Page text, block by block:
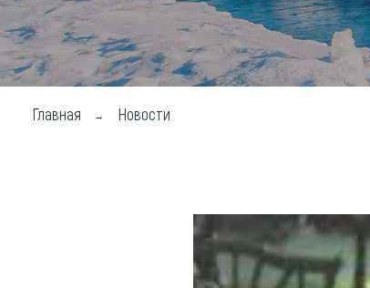
Главная Новости